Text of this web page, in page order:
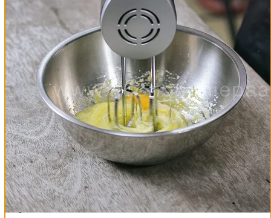
Tạo Mẫu Và Chăm Sóc Sắc Đẹp
Truyền Thông Đa Phương Tiện
Công Nghệ Thông Tin
An Ninh Mạng
Thiết Kế Đồ Họa
Âm Nhạc
Điện Công Nghiệp Và Dân Dụng
Văn Hóa Phổ Thông
Nâng Cao Năng Lực Tiếng Anh – Chuẩn TOEIC
Tin Tức
HỌC BỔNG 2026
Học kỹ năng
Đào Tạo Nghề
Hoạt Động
Văn Hóa Ẩm Thực Việt Nam
Sự Kiện Hướng Nghiệp Á Âu
Siêu Thị ĐVP Market